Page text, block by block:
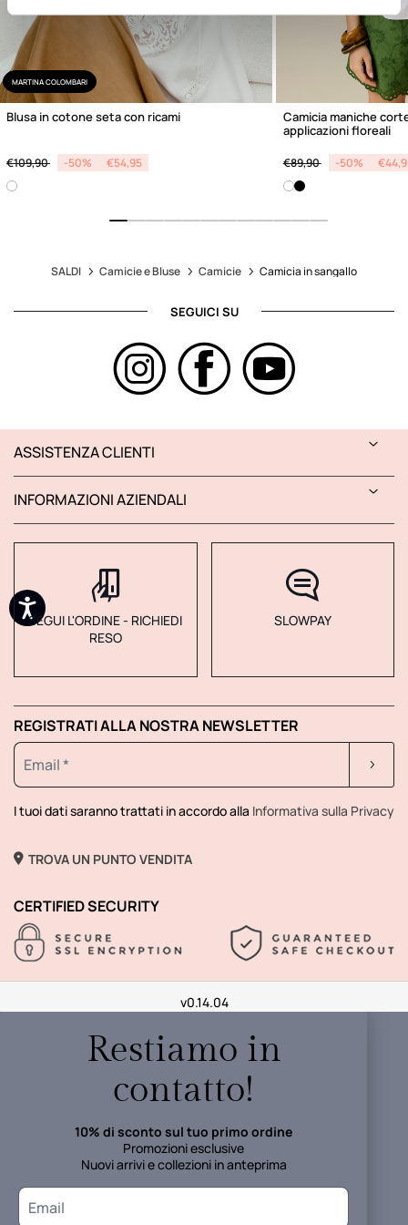
MARTINA COLOMBARI
Blusa in cotone seta con ricami
Price reduced from
€109,90 to -50% €54,95
Camicia maniche
applicazioni floreali
Price reduced from
€89,90 to -50%
SALDI Camicie e Bluse Camicie Camicia in sangallo
SEGUICI SU
ASSISTENZA CLIENTI
INFORMAZIONI AZIENDALI
SEGUI L'ORDINE - RICHIEDI
RESO
SLOWPAY
REGISTRATI ALLA NOSTRA NEWSLETTER
I tuoi dati saranno trattati in accordo alla Informativa sulla Privacy
TROVA UN PUNTO VENDITA
CERTIFIED SECURITY
v0.14.04
Restiamo in
contatto!
10% di sconto sul tuo primo ordine
Promozioni esclusive
Nuovi arrivi e collezioni in anteprima